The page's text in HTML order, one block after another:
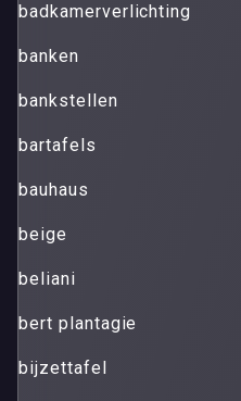
badkamerverlichting
banken
bankstellen
bartafels
bauhaus
beige
beliani
bert plantagie
bijzettafel